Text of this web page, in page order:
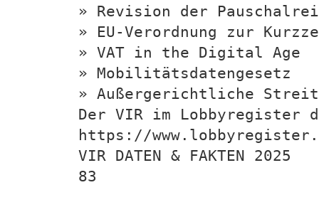
» Revision der
» EU-Verordnung zur
» VAT in the Digital Age
» Mobilitätsdatengesetz
» Außergerichtliche
Der VIR im Lobbyregister
https://
VIR DATEN & FAKTEN 2025
83